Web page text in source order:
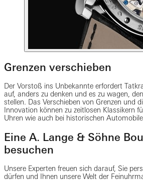
Grenzen verschieben
Der Vorstoß ins Unbekannte erfordert
auf, anders zu denken und es zu wagen,
stellen. Das Verschieben von Grenzen und
Innovation können zu zeitlosen Klassikern
Uhren wie auch bei historischen
Eine A. Lange & Söhne
besuchen
Unsere Experten freuen sich darauf, Sie
dürfen und Ihnen unsere Welt der